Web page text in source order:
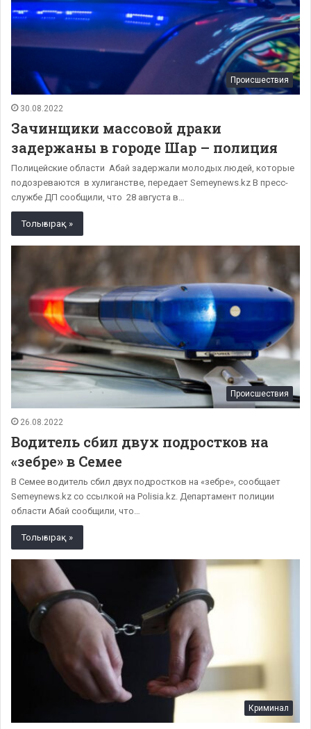
Происшествия
30.08.2022
Зачинщики массовой драки
задержаны в городе Шар – полиция
Полицейские области Абай задержали молодых людей, которые
подозреваются в хулиганстве, передает Semeynews.kz В пресс-
службе ДП сообщили, что 28 августа в…
Толығырақ »
Происшествия
26.08.2022
Водитель сбил двух подростков на
«зебре» в Семее
В Семее водитель сбил двух подростков на «зебре», сообщает
Semeynews.kz со ссылкой на Polisia.kz. Департамент полиции
области Абай сообщили, что…
Толығырақ »
Криминал